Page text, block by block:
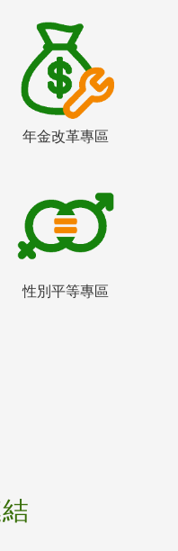
年金改革專區
性別平等專區